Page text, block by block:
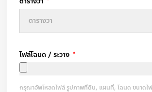
ไฟล์โฉนด / ระวาง
กรุณาอัพโหลดไฟล์ รูปภาพที่ดิน, แผนที่, โฉนด ขนาดไฟ